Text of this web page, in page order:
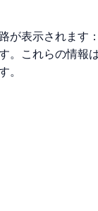
が表示されます
。これらの情報
。